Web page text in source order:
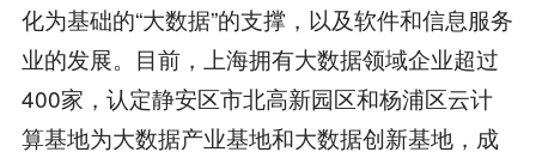
化为基础的“大数据”的支撑，以及软件和信息服务
业的发展。目前，上海拥有大数据领域企业超过
400家，认定静安区市北高新园区和杨浦区云计
算基地为大数据产业基地和大数据创新基地，成